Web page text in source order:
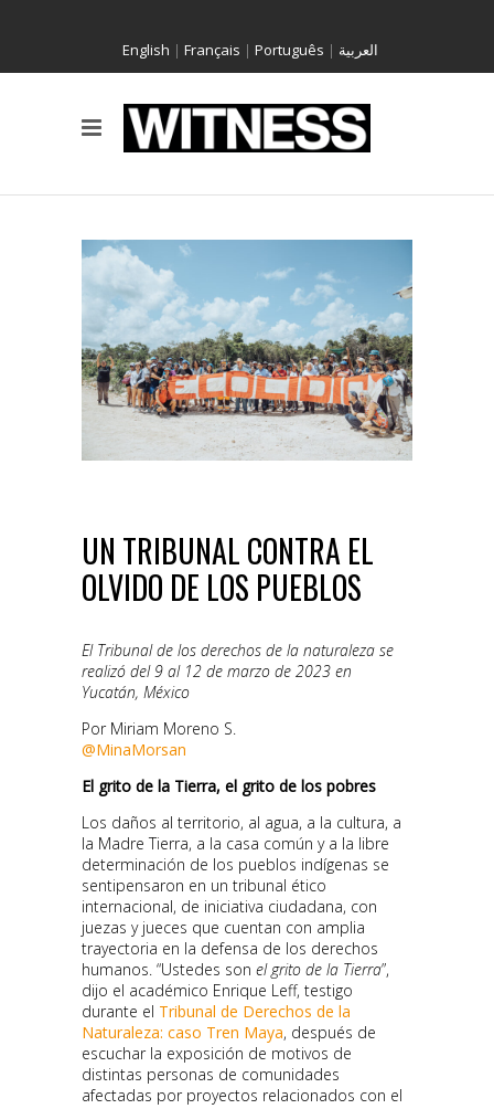
English | Français | Português | العربية
UN TRIBUNAL CONTRA EL
OLVIDO DE LOS PUEBLOS
El Tribunal de los derechos de la naturaleza se
realizó del 9 al 12 de marzo de 2023 en
Yucatán, México
Por Miriam Moreno S.
@MinaMorsan
El grito de la Tierra, el grito de los pobres
Los daños al territorio, al agua, a la cultura, a
la Madre Tierra, a la casa común y a la libre
determinación de los pueblos indígenas se
sentipensaron en un tribunal ético
internacional, de iniciativa ciudadana, con
juezas y jueces que cuentan con amplia
trayectoria en la defensa de los derechos
humanos. “Ustedes son el grito de la Tierra”,
dijo el académico Enrique Leff, testigo
durante el Tribunal de Derechos de la
Naturaleza: caso Tren Maya, después de
escuchar la exposición de motivos de
distintas personas de comunidades
afectadas por proyectos relacionados con el